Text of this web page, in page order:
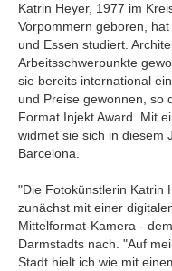
Katrin Heyer, 1977 im
Vorpommern geboren,
und Essen studiert.
Arbeitsschwerpunkte
sie bereits international
und Preise gewonnen, so
Format Injekt Award. Mit
widmet sie sich in diesem
Barcelona.
"Die Fotokünstlerin Katrin
zunächst mit einer
Mittelformat-Kamera -
Darmstadts nach. "Auf
Stadt hielt ich wie mit